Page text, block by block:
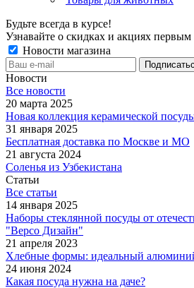
Будьте всегда в курсе!
Узнавайте о скидках и акциях первым
Новости магазина
Новости
Все новости
20 марта 2025
Новая коллекция керамической
31 января 2025
Бесплатная доставка по Москве и МО
21 августа 2024
Соленья из Узбекистана
Статьи
Все статьи
14 января 2025
Наборы стеклянной посуды от
"Версо Дизайн"
21 апреля 2023
Хлебные формы: идеальный
24 июня 2024
Какая посуда нужна на даче?